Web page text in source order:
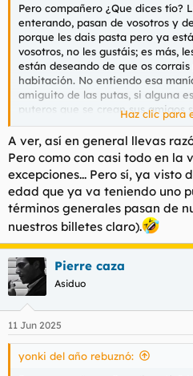
Pero compañero ¿Que dices tío?
enterando, pasan de vosotros y
porque les dais pasta pero ya
vosotros, no les gustáis; es más,
están deseando de que os
habitación. No entiendo esa
amiguito de las putas, si alguna
puteros que se crean sus amigos
más de una me ha visto por la
saludado. ¿En serio alguno
querría irse con él en plan pareja
no le queda calle a quién piense
Haz clic para
A ver, así en general llevas
Pero como con casi todo en la
excepciones... Pero sí, ya visto
edad que ya va teniendo uno
términos generales pasan de
nuestros billetes claro).
Pierre caza
Asiduo
11 Jun 2025
yonki del año rebuznó: